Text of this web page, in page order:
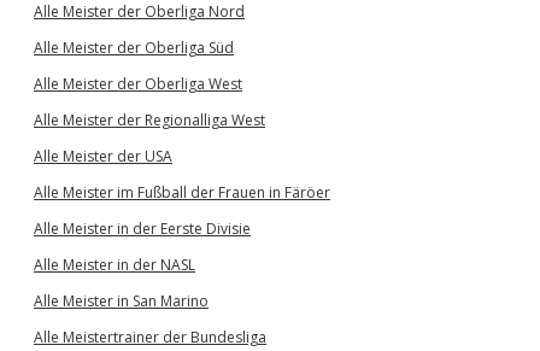
Alle Meister der Oberliga Nord
Alle Meister der Oberliga Süd
Alle Meister der Oberliga West
Alle Meister der Regionalliga West
Alle Meister der USA
Alle Meister im Fußball der Frauen in Färöer
Alle Meister in der Eerste Divisie
Alle Meister in der NASL
Alle Meister in San Marino
Alle Meistertrainer der Bundesliga